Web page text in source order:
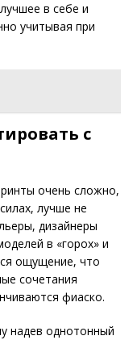
в себе и
учитывая при
с
очень сложно,
лучше не
дизайнеры
в «горох» и
ощущение, что
сочетания
фиаско.
надев однотонный